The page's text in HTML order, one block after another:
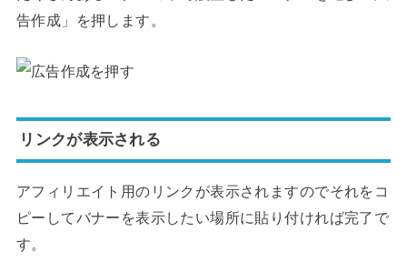
告作成」を押します。
リンクが表示される
アフィリエイト用のリンクが表示されますのでそれをコ
ピーしてバナーを表示したい場所に貼り付ければ完了で
す。